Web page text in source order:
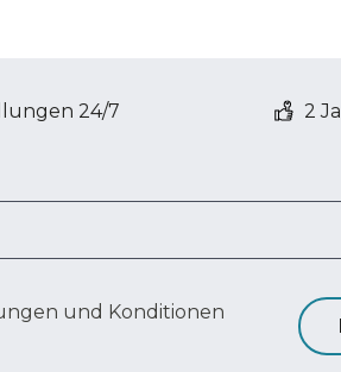
24/7 2
und Konditionen